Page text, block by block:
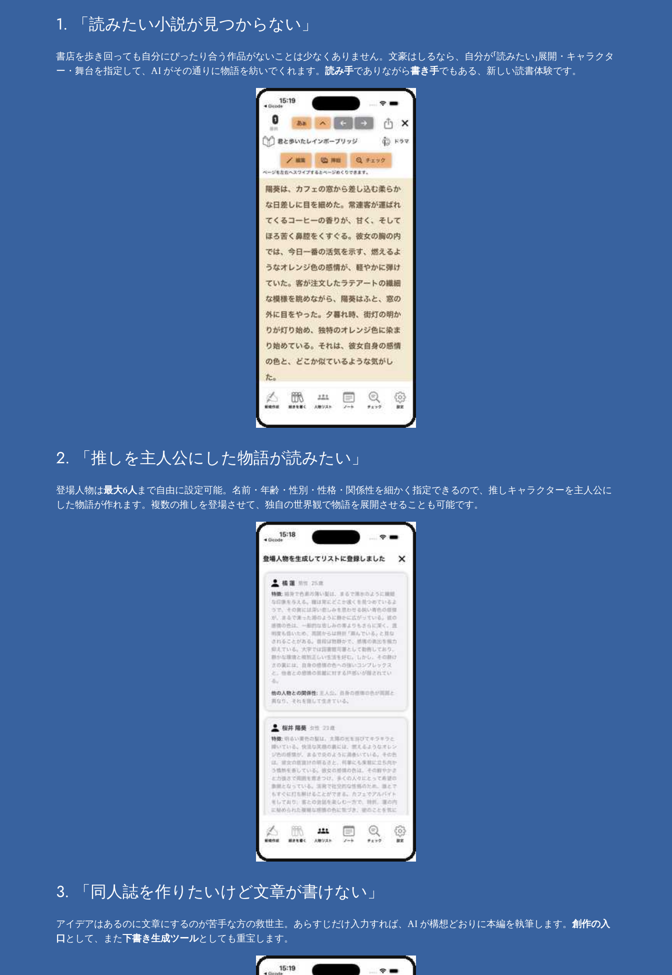
1. 「読みたい小説が見つからない」
書店を歩き回っても自分にぴったり合う作品がないことは少なくありません。文豪はしるなら、自分が「読みたい」展開・キャラクタ
ー・舞台を指定して、AI がその通りに物語を紡いでくれます。 読み手でありながら書き手でもある、新しい読書体験です。
2. 「推しを主人公にした物語が読みたい」
登場人物は最大6人まで自由に設定可能。名前・年齢・性別・性格・関係性を細かく指定できるので、推しキャラクターを主人公に
した物語が作れます。複数の推しを登場させて、独自の世界観で物語を展開させることも可能です。
3. 「同人誌を作りたいけど文章が書けない」
アイデアはあるのに文章にするのが苦手な方の救世主。あらすじだけ入力すれば、AI が構想どおりに本編を執筆します。 創作の入
口として、また下書き生成ツールとしても重宝します。